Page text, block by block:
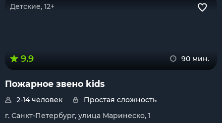
Детские, 12+
9.9 90 мин.
Пожарное звено kids
2-14 человек
Простая сложность
г. Санкт-Петербург, улица Маринеско, 1